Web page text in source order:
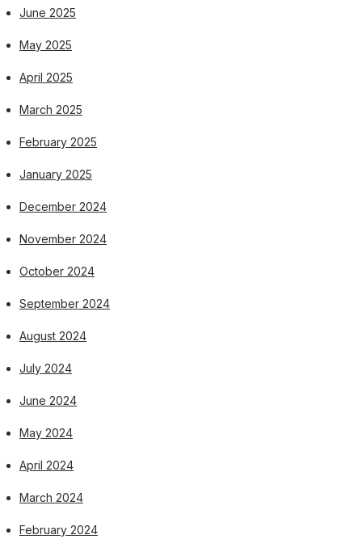
June 2025
May 2025
April 2025
March 2025
February 2025
January 2025
December 2024
November 2024
October 2024
September 2024
August 2024
July 2024
June 2024
May 2024
April 2024
March 2024
February 2024